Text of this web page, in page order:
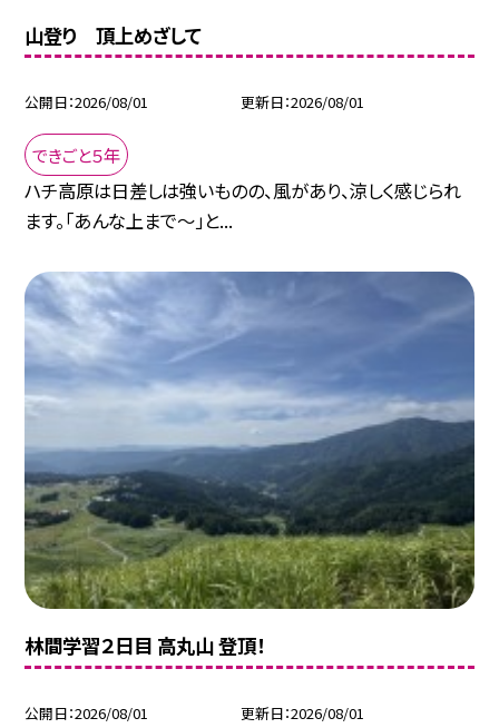
山登り 頂上めざして
公開日 2026/08/01 更新日 2026/08/01
できごと５年
ハチ高原は日差しは強いものの、風があり、涼しく感じられ
ます。「あんな上まで〜」と...
林間学習２日目 高丸山 登頂！
公開日 2026/08/01 更新日 2026/08/01